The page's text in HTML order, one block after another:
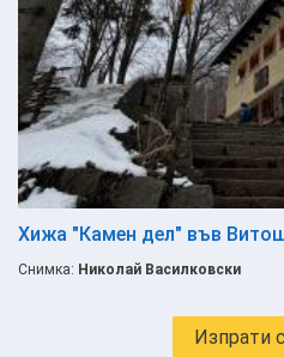
Хижа "Камен дел" във
Снимка: Николай Василковски
Изпрати